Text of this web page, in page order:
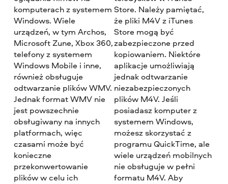
komputerach z systemem
Windows. Wiele
urządzeń, w tym Archos,
Microsoft Zune, Xbox 360,
telefony z systemem
Windows Mobile i inne,
również obsługuje
odtwarzanie plików WMV.
Jednak format WMV nie
jest powszechnie
obsługiwany na innych
platformach, więc
czasami może być
konieczne
przekonwertowanie
plików w celu ich
Store. Należy pamiętać,
że pliki M4V z iTunes
Store mogą być
zabezpieczone przed
kopiowaniem. Niektóre
aplikacje umożliwiają
jednak odtwarzanie
niezabezpieczonych
plików M4V. Jeśli
posiadasz komputer z
systemem Windows,
możesz skorzystać z
programu QuickTime, ale
wiele urządzeń mobilnych
nie obsługuje w pełni
formatu M4V. Aby